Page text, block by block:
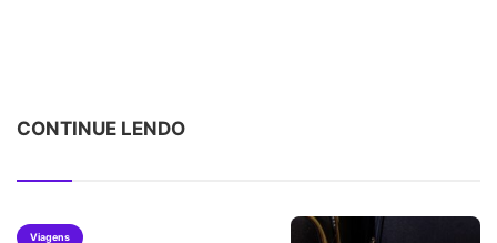
CONTINUE LENDO
Viagens